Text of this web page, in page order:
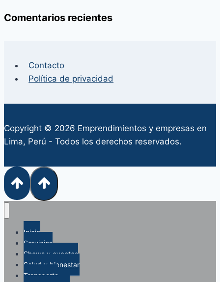
Comentarios recientes
Contacto
Política de privacidad
Copyright © 2026 Emprendimientos y empresas en
Lima, Perú - Todos los derechos reservados.
Inicio
Servicios
Shows y eventos
Salud y bienestar
Transporte